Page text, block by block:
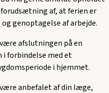
af, at ferien er
genoptagelse af arbejde.
afslutningen på en
i forbindelse med et
i hjemmet.
anbefalet af din læge,